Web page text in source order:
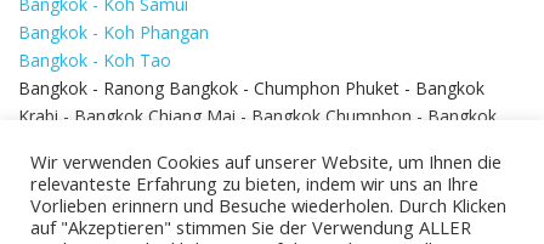
Bangkok - Koh Phangan
Bangkok - Koh Tao
Bangkok - Ranong Bangkok - Chumphon Phuket - Bangkok
Krabi - Bangkok Chiang Mai - Bangkok Chumphon - Bangkok
Bangkok - Hua Hin
Wir verwenden Cookies auf unserer Website, um Ihnen die
relevanteste Erfahrung zu bieten, indem wir uns an Ihre
Vorlieben erinnern und Besuche wiederholen. Durch Klicken
auf "Akzeptieren" stimmen Sie der Verwendung ALLER